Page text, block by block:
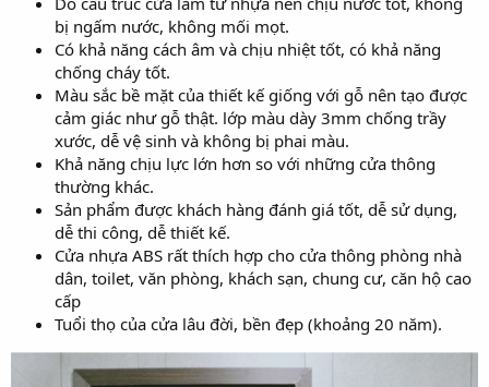
bị ngấm nước, không mối mọt.
Có khả năng cách âm và chịu nhiệt tốt, có khả năng
chống cháy tốt.
Màu sắc bề mặt của thiết kế giống với gỗ nên tạo được
cảm giác như gỗ thật. lớp màu dày 3mm chống trầy
xước, dễ vệ sinh và không bị phai màu.
Khả năng chịu lực lớn hơn so với những cửa thông
thường khác.
Sản phẩm được khách hàng đánh giá tốt, dễ sử dụng,
dễ thi công, dễ thiết kế.
Cửa nhựa ABS rất thích hợp cho cửa thông phòng nhà
dân, toilet, văn phòng, khách sạn, chung cư, căn hộ cao
cấp
Tuổi thọ của cửa lâu đời, bền đẹp (khoảng 20 năm).